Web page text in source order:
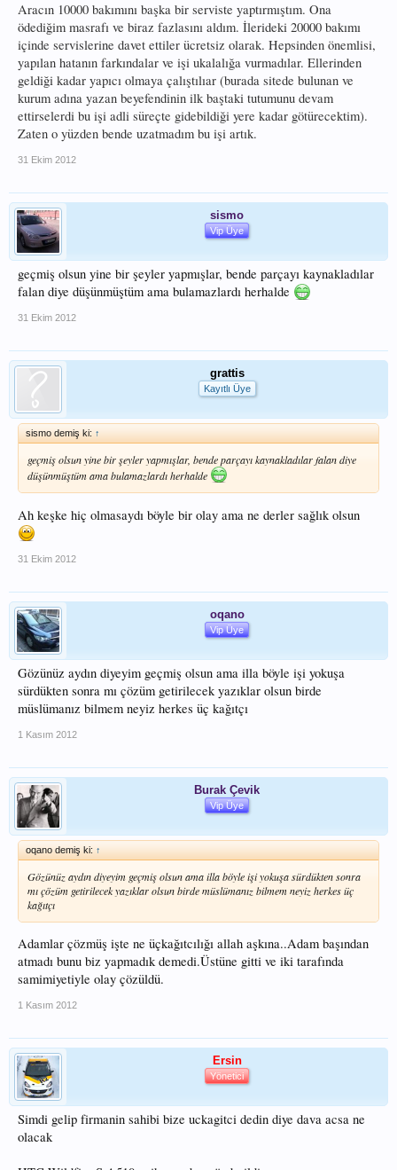
Aracın 10000 bakımını başka bir serviste yaptırmıştım. Ona
ödediğim masrafı ve biraz fazlasını aldım. İlerideki 20000 bakımı
içinde servislerine davet ettiler ücretsiz olarak. Hepsinden önemlisi,
yapılan hatanın farkındalar ve işi ukalalığa vurmadılar. Ellerinden
geldiği kadar yapıcı olmaya çalıştılıar (burada sitede bulunan ve
kurum adına yazan beyefendinin ilk baştaki tutumunu devam
ettirselerdi bu işi adli süreçte gidebildiği yere kadar götürecektim).
Zaten o yüzden bende uzatmadım bu işi artık.
31 Ekim 2012
sismo
Vip Üye
geçmiş olsun yine bir şeyler yapmışlar, bende parçayı kaynakladılar
falan diye düşünmüştüm ama bulamazlardı herhalde
31 Ekim 2012
grattis
Kayıtlı Üye
sismo demiş ki: ↑
geçmiş olsun yine bir şeyler yapmışlar, bende parçayı kaynakladılar falan diye
düşünmüştüm ama bulamazlardı herhalde
Ah keşke hiç olmasaydı böyle bir olay ama ne derler sağlık olsun
31 Ekim 2012
oqano
Vip Üye
Gözünüz aydın diyeyim geçmiş olsun ama illa böyle işi yokuşa
sürdükten sonra mı çözüm getirilecek yazıklar olsun birde
müslümanız bilmem neyiz herkes üç kağıtçı
1 Kasım 2012
Burak Çevik
Vip Üye
oqano demiş ki: ↑
Gözünüz aydın diyeyim geçmiş olsun ama illa böyle işi yokuşa sürdükten sonra
mı çözüm getirilecek yazıklar olsun birde müslümanız bilmem neyiz herkes üç
kağıtçı
Adamlar çözmüş işte ne üçkağıtcılığı allah aşkına..Adam başından
atmadı bunu biz yapmadık demedi.Üstüne gitti ve iki tarafında
samimiyetiyle olay çözüldü.
1 Kasım 2012
Ersin
Yönetici
Simdi gelip firmanin sahibi bize uckagitci dedin diye dava acsa ne
olacak